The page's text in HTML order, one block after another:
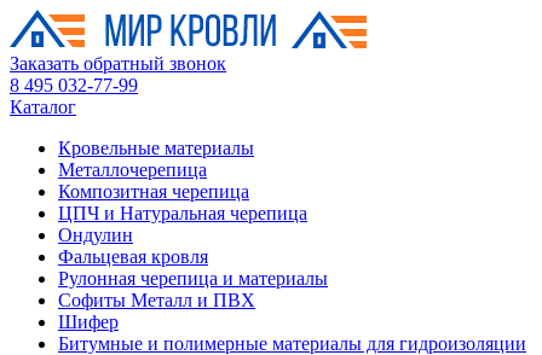
Заказать обратный звонок
8 495 032-77-99
Каталог
Кровельные материалы
Металлочерепица
Композитная черепица
ЦПЧ и Натуральная черепица
Ондулин
Фальцевая кровля
Рулонная черепица и материалы
Софиты Металл и ПВХ
Шифер
Битумные и полимерные материалы для гидроизоляции